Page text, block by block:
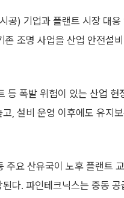
공) 기업과 플랜트 시장 대
조명 사업을 산업 안전설
등 폭발 위험이 있는 산업
, 설비 운영 이후에도 유지
주요 산유국이 노후 플랜트
다. 파인테크닉스는 중동